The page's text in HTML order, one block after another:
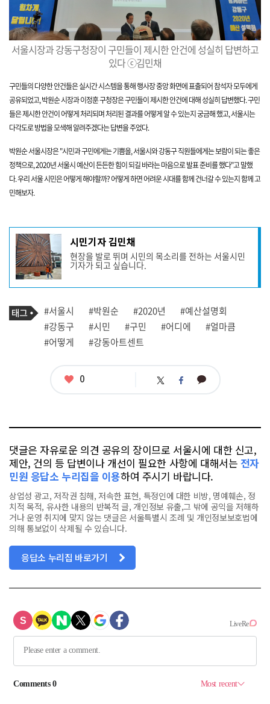
서울시장과 강동구청장이 구민들이 제시한 안건에 성실히 답변하고
있다 ⓒ김민채
구민들의 다양한 안건들은 실시간 시스템을 통해 행사장 중앙 화면에 표출되어 참석자 모두에게
공유되었고, 박원순 시장과 이정훈 구청장은 구민들이 제시한 안건에 대해 성실히 답변했다. 구민
들은 제시한 안건이 어떻게 처리되며 처리된 결과를 어떻게 알 수 있는지 궁금해 했고, 서울시는
다각도로 방법을 모색해 알려주겠다는 답변을 주었다.
박원순 서울시장은 "시민과 구민에게는 기쁨을, 서울시와 강동구 직원들에게는 보람이 되는 좋은
정책으로, 2020년 서울시 예산이 든든한 힘이 되길 바라는 마음으로 발표준비를 했다"고 말했
다.우리 서울 시민은 어떻게 해야할까?어떻게 하면 어려운 시대를 함께 건너갈 수 있는지 함께 고
민해보자.
기
사
작
성
자
프
필
시민기자 김민채
현장을 발로 뛰며 시민의 목소리를 전하는 서울시민
기자가 되고 싶습니다.
기
사
관
련
태
태
그
#서울시 #박원순 #2020년
#예산설명회
#강동구
#시민 #구민 #어디에
#얼마큼
#어떻게
#강동아트센트
좋
0 트 페 카
댓글은 자유로운 의견 공유의 장이므로 서울시에 대한 신고,
제안, 건의 등 답변이나 개선이 필요한 사항에 대해서는 전자
민원 응답소 누리집을 이용하여 주시기 바랍니다.
상업성 광고, 저작권 침해, 저속한 표현, 특정인에 대한 비방, 명예훼손, 정
치적 목적, 유사한 내용의 반복적 글, 개인정보 유출,그 밖에 공익을 저해하
거나 운영 취지에 맞지 않는 댓글은 서울특별시 조례 및 개인정보보호법에
의해 통보없이 삭제될 수 있습니다.
응답소 누리집 바로가기